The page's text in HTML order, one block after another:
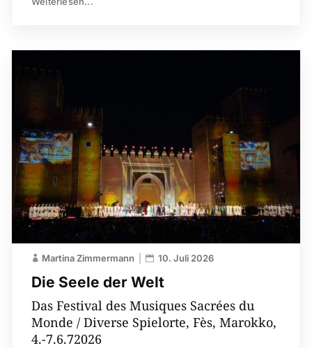
Die Seele der Welt
Martina Zimmermann 10. Juli 2026
Das Festival des Musiques Sacrées du
Monde / Diverse Spielorte, Fès, Marokko,
4.-7.6.72026